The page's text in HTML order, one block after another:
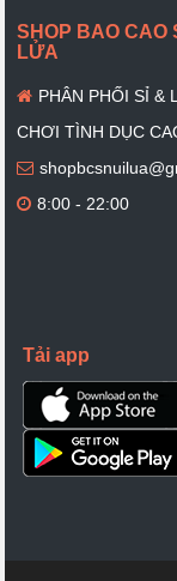
SHOP BAO CAO
LỬA
PHÂN PHỐI SỈ &
CHƠI TÌNH DỤC
8:00 - 22:00
Tải app